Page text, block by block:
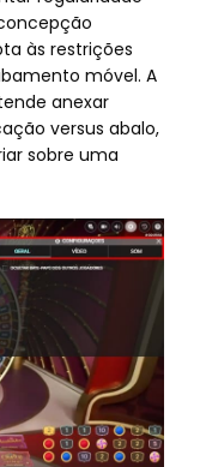
às restrições
móvel. A
anexar
versus abalo,
sobre uma